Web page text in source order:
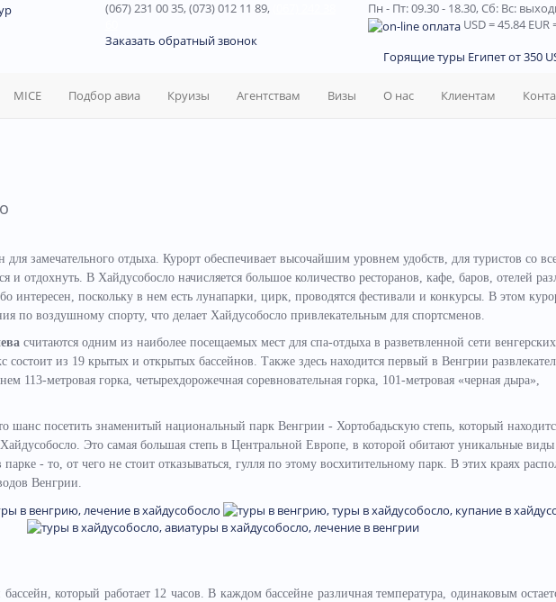
(067) 231 00 35, (073) 012 11 89,
Заказать обратный звонок
Пн - Пт: 09.30 - 18.30,Сб: Вс:
USD= 45.84EUR
Горящие туры Египет от 350
MICE Подбор авиа Круизы Агентствам Визы О нас Клиентам
для замечательного отдыха. Курорт обеспечивает высочайшим уровнем удобств, для туристов со
и отдохнуть. В Хайдусобосло начисляется большое количество ресторанов, кафе, баров, отелей
интересен, поскольку в нем есть лунапарки, цирк, проводятся фестивали и конкурсы. В этом
по воздушному спорту, что делает Хайдусобосло привлекательным для спортсменов.
считаются одним из наиболее посещаемых мест для спа-отдыха в разветвленной сети венгерских
состоит из 19 крытых и открытых бассейнов. Также здесь находится первый в Венгрии
113-метровая горка, четырехдорожечная соревновательная горка, 101-метровая «черная дыра»,
шанс посетить знаменитый национальный парк Венгрии - Хортобадьскую степь, который
Это самая большая степь в Центральной Европе, в которой обитают уникальные
- то, от чего не стоит отказываться, гулля по этому восхитительному парк. В этих краях
Венгрии.
который работает 12 часов. В каждом бассейне различная температура, одинаковым